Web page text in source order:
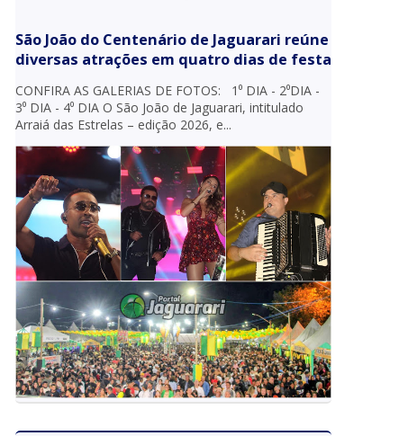
São João do Centenário de Jaguarari reúne
diversas atrações em quatro dias de festa
CONFIRA AS GALERIAS DE FOTOS: 1⁰ DIA - 2⁰DIA -
3⁰ DIA - 4⁰ DIA O São João de Jaguarari, intitulado
Arraiá das Estrelas – edição 2026, e...